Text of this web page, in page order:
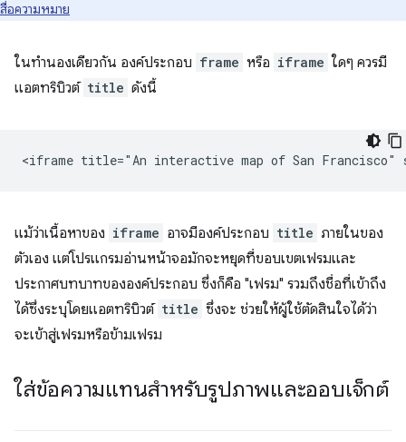
สื่อความหมาย
ในทำนองเดียวกัน องค์ประกอบ frame หรือ iframe ใดๆ ควรมี
แอตทริบิวต์ title ดังนี้
แม้ว่าเนื้อหาของ iframe อาจมีองค์ประกอบ title ภายในของ
ตัวเอง แต่โปรแกรมอ่านหน้าจอมักจะหยุดที่ขอบเขตเฟรมและ
ประกาศบทบาทขององค์ประกอบ ซึ่งก็คือ "เฟรม" รวมถึงชื่อที่เข้าถึง
ได้ซึ่งระบุโดยแอตทริบิวต์ title ซึ่งจะ ช่วยให้ผู้ใช้ตัดสินใจได้ว่า
จะเข้าสู่เฟรมหรือข้ามเฟรม
ใส่ข้อความแทนสำหรับรูปภาพและออบเจ็กต์